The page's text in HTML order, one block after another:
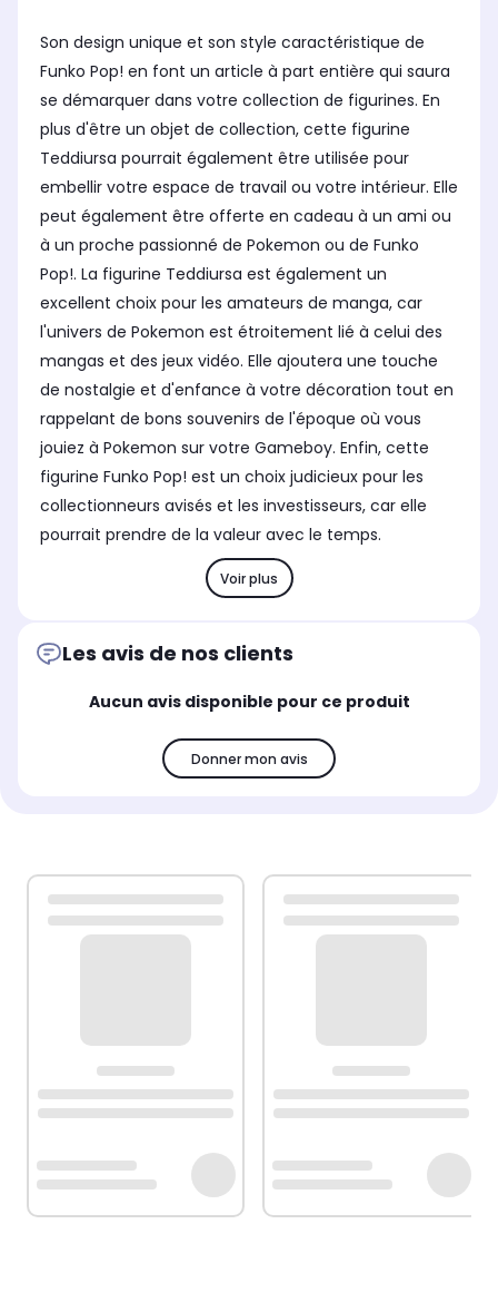
Son design unique et son style caractéristique de
Funko Pop! en font un article à part entière qui saura
se démarquer dans votre collection de figurines. En
plus d'être un objet de collection, cette figurine
Teddiursa pourrait également être utilisée pour
embellir votre espace de travail ou votre intérieur. Elle
peut également être offerte en cadeau à un ami ou
à un proche passionné de Pokemon ou de Funko
Pop!. La figurine Teddiursa est également un
excellent choix pour les amateurs de manga, car
l'univers de Pokemon est étroitement lié à celui des
mangas et des jeux vidéo. Elle ajoutera une touche
de nostalgie et d'enfance à votre décoration tout en
rappelant de bons souvenirs de l'époque où vous
jouiez à Pokemon sur votre Gameboy. Enfin, cette
figurine Funko Pop! est un choix judicieux pour les
collectionneurs avisés et les investisseurs, car elle
pourrait prendre de la valeur avec le temps.
Voir plus
Les avis de nos clients
Aucun avis disponible pour ce produit
Donner mon avis